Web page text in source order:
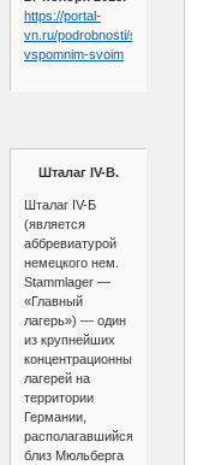
https://portal-
vn.ru/podrobnosti/serdcem-
vspomnim-svoim
Шталаг IV-B.
Шталаг IV-Б
(является
аббревиатурой
немецкого нем.
Stammlager —
«Главный
лагерь») — один
из крупнейших
концентрационных
лагерей на
территории
Германии,
располагавшийся
близ Мюльберга